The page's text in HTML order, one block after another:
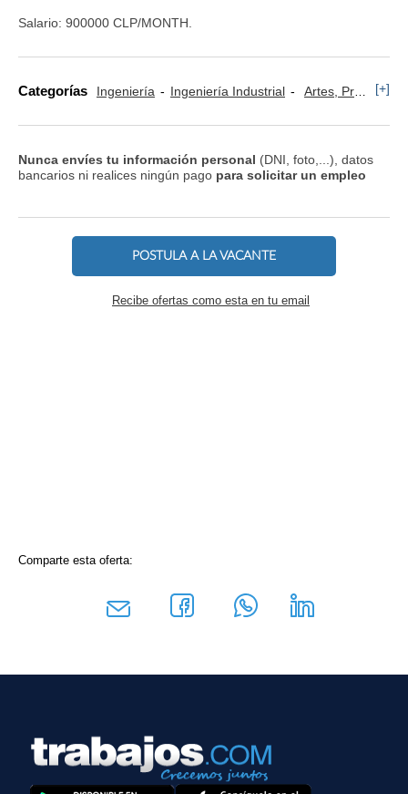
Salario: 900000 CLP/MONTH.
Categorías Ingeniería Ingeniería Industrial Artes, Profesiones y Oficios [+]
Nunca envíes tu información personal (DNI, foto,...), datos
bancarios ni realices ningún pago para solicitar un empleo
POSTULA A LA VACANTE
Recibe ofertas como esta en tu email
Comparte esta oferta: